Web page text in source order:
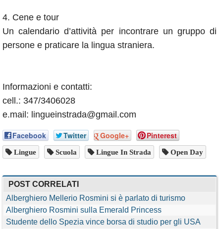
4. Cene e tour
Un calendario d’attività per incontrare un gruppo di
persone e praticare la lingua straniera.
Informazioni e contatti:
cell.: 347/3406028
e.mail: lingueinstrada@gmail.com
Facebook Twitter Google+ Pinterest
Lingue Scuola Lingue In Strada Open Day
POST CORRELATI
Alberghiero Mellerio Rosmini si è parlato di turismo
Alberghiero Rosmini sulla Emerald Princess
Studente dello Spezia vince borsa di studio per gli USA